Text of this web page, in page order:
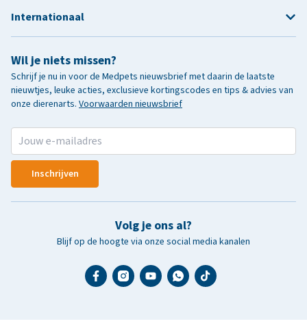
Wil je niets missen?
Schrijf je nu in voor de Medpets nieuwsbrief met daarin de laatste
nieuwtjes, leuke acties, exclusieve kortingscodes en tips & advies van
onze dierenarts. Voorwaarden nieuwsbrief
Inschrijven
Volg je ons al?
Blijf op de hoogte via onze social media kanalen
Internationaal